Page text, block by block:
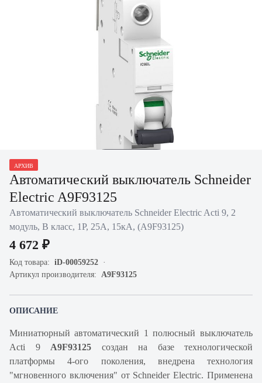
АРХИВ
Автоматический выключатель Schneider
Electric A9F93125
Автоматический выключатель Schneider Electric Acti 9, 2
модуль, B класс, 1P, 25А, 15кА, (A9F93125)
4 672 ₽
Код товара: iD-00059252
Артикул производителя: A9F93125
ОПИСАНИЕ
Миниатюрный автоматический 1 полюсный выключатель
Acti 9 A9F93125 создан на базе технологической
платформы 4-ого поколения, внедрена технология
"мгновенного включения" от Schneider Electric. Применена